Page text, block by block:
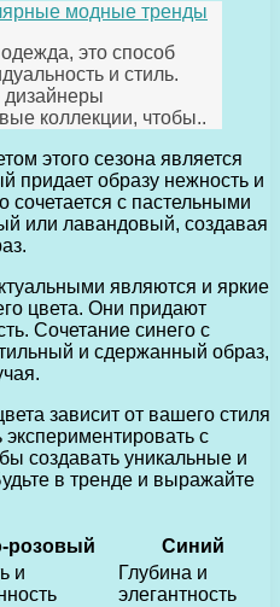
модные тренды
это способ
и стиль.
коллекции, чтобы..
этого сезона является
придает образу нежность и
сочетается с пастельными
или лавандовый, создавая
являются и яркие
цвета. Они придают
Сочетание синего с
и сдержанный образ,
зависит от вашего стиля
с
создавать уникальные и
в тренде и выражайте
розовый
Синий
и
Глубина и
элегантность